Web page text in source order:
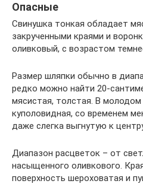
Опасные
Свинушка тонкая обладает
закрученными краями и
оливковый, с возрастом
Размер шляпки обычно в
редко можно найти 20-
мясистая, толстая. В молодом
куполовидная, со временем
даже слегка выгнутую к
Диапазон расцветок – от
насыщенного оливкового.
поверхность шероховатая и